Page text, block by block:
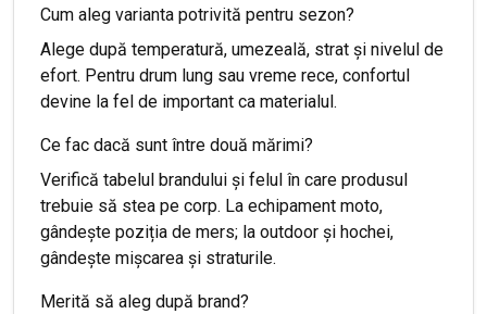
Cum aleg varianta potrivită pentru sezon?
Alege după temperatură, umezeală, strat și nivelul de
efort. Pentru drum lung sau vreme rece, confortul
devine la fel de important ca materialul.
Ce fac dacă sunt între două mărimi?
Verifică tabelul brandului și felul în care produsul
trebuie să stea pe corp. La echipament moto,
gândește poziția de mers; la outdoor și hochei,
gândește mișcarea și straturile.
Merită să aleg după brand?